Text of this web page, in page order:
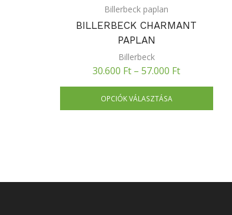
Billerbeck paplan
BILLERBECK CHARMANT
PAPLAN
Billerbeck
30.600 Ft –57.000 Ft
OPCIÓK VÁLASZTÁSA